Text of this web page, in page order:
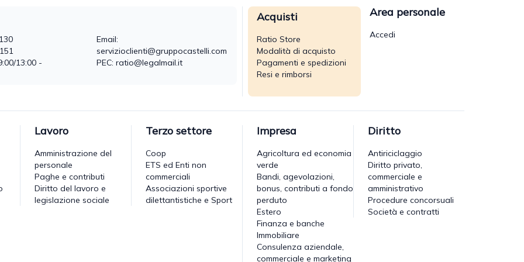
13:00 -
Email:
servizioclienti@gruppocastelli.com
PEC: ratio@legalmail.it
Acquisti
Ratio Store
Modalità di acquisto
Pagamenti e spedizioni
Resi e rimborsi
Area personale
Accedi
Lavoro
Amministrazione del
personale
Paghe e contributi
Diritto del lavoro e
legislazione sociale
Terzo settore
Coop
ETS ed Enti non
commerciali
Associazioni sportive
dilettantistiche e Sport
Impresa
Agricoltura ed economia
verde
Bandi, agevolazioni,
bonus, contributi a fondo
perduto
Estero
Finanza e banche
Immobiliare
Consulenza aziendale,
commerciale e marketing
Diritto
Antiriciclaggio
Diritto privato,
commerciale e
amministrativo
Procedure concorsuali
Società e contratti